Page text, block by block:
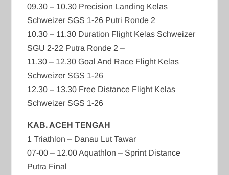
09.30 – 10.30 Precision Landing Kelas
Schweizer SGS 1-26 Putri Ronde 2
10.30 – 11.30 Duration Flight Kelas Schweizer
SGU 2-22 Putra Ronde 2 –
11.30 – 12.30 Goal And Race Flight Kelas
Schweizer SGS 1-26
12.30 – 13.30 Free Distance Flight Kelas
Schweizer SGS 1-26
KAB. ACEH TENGAH
1 Triathlon – Danau Lut Tawar
07-00 – 12.00 Aquathlon – Sprint Distance
Putra Final